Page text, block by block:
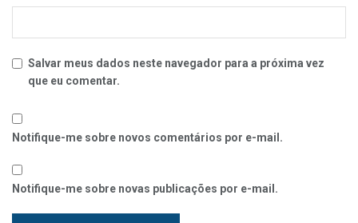
Salvar meus dados neste navegador para a próxima vez
que eu comentar.
Notifique-me sobre novos comentários por e-mail.
Notifique-me sobre novas publicações por e-mail.